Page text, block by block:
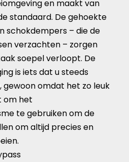
en maakt van
standaard. De gehoekte
schokdempers – die de
verzachten – zorgen
soepel verloopt. De
is iets dat u steeds
gewoon omdat het zo leuk
om het
te gebruiken om de
om altijd precies en